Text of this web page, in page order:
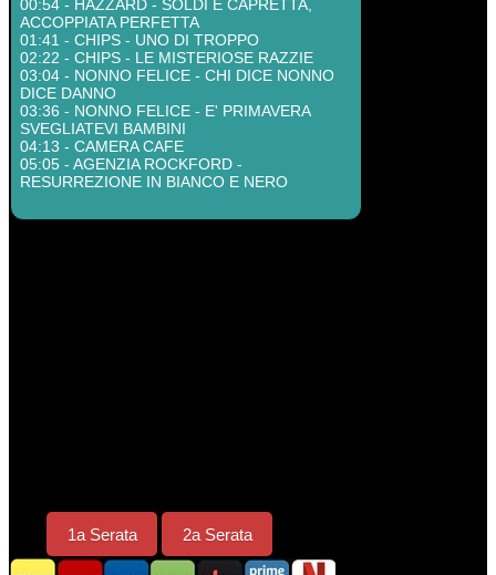
00:54 - HAZZARD - SOLDI E CAPRETTA,
ACCOPPIATA PERFETTA
01:41 - CHIPS - UNO DI TROPPO
02:22 - CHIPS - LE MISTERIOSE RAZZIE
03:04 - NONNO FELICE - CHI DICE NONNO
DICE DANNO
03:36 - NONNO FELICE - E' PRIMAVERA
SVEGLIATEVI BAMBINI
04:13 - CAMERA CAFE
05:05 - AGENZIA ROCKFORD -
RESURREZIONE IN BIANCO E NERO
1a Serata 2a Serata